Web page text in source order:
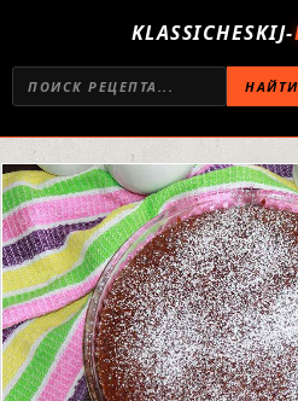
KLASSICHESKIJ-
НАЙТИ